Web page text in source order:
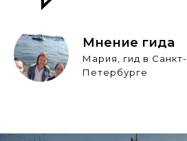
Мнение гида
Мария, гид в Санкт-
Петербурге